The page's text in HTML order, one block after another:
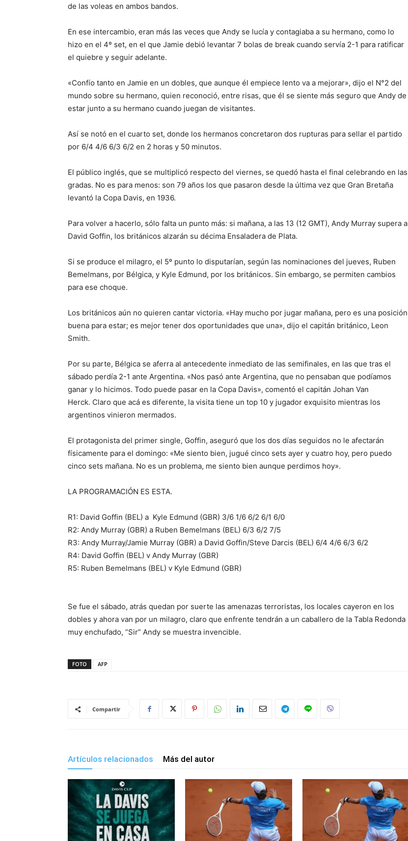
de las voleas en ambos bandos.
En ese intercambio, eran más las veces que Andy se lucía y contagiaba a su hermano, como lo
hizo en el 4º set, en el que Jamie debió levantar 7 bolas de break cuando servía 2-1 para ratificar
el quiebre y seguir adelante.
«Confío tanto en Jamie en un dobles, que aunque él empiece lento va a mejorar», dijo el N°2 del
mundo sobre su hermano, quien reconoció, entre risas, que él se siente más seguro que Andy de
estar junto a su hermano cuando juegan de visitantes.
Así se notó en el cuarto set, donde los hermanos concretaron dos rupturas para sellar el partido
por 6/4 4/6 6/3 6/2 en 2 horas y 50 minutos.
El público inglés, que se multiplicó respecto del viernes, se quedó hasta el final celebrando en las
gradas. No es para menos: son 79 años los que pasaron desde la última vez que Gran Bretaña
levantó la Copa Davis, en 1936.
Para volver a hacerlo, sólo falta un punto más: si mañana, a las 13 (12 GMT), Andy Murray supera a
David Goffin, los británicos alzarán su décima Ensaladera de Plata.
Si se produce el milagro, el 5º punto lo disputarían, según las nominaciones del jueves, Ruben
Bemelmans, por Bélgica, y Kyle Edmund, por los británicos. Sin embargo, se permiten cambios
para ese choque.
Los británicos aún no quieren cantar victoria. «Hay mucho por jugar mañana, pero es una posición
buena para estar; es mejor tener dos oportunidades que una», dijo el capitán británico, Leon
Smith.
Por su parte, Bélgica se aferra al antecedente inmediato de las semifinales, en las que tras el
sábado perdía 2-1 ante Argentina. «Nos pasó ante Argentina, que no pensaban que podíamos
ganar y lo hicimos. Todo puede pasar en la Copa Davis», comentó el capitán Johan Van
Herck. Claro que acá es diferente, la visita tiene un top 10 y jugador exquisito mientras los
argentinos vinieron mermados.
El protagonista del primer single, Goffin, aseguró que los dos días seguidos no le afectarán
físicamente para el domingo: «Me siento bien, jugué cinco sets ayer y cuatro hoy, pero puedo
cinco sets mañana. No es un problema, me siento bien aunque perdimos hoy».
LA PROGRAMACIÓN ES ESTA.
R1: David Goffin (BEL) a Kyle Edmund (GBR) 3/6 1/6 6/2 6/1 6/0
R2: Andy Murray (GBR) a Ruben Bemelmans (BEL) 6/3 6/2 7/5
R3: Andy Murray/Jamie Murray (GBR) a David Goffin/Steve Darcis (BEL) 6/4 4/6 6/3 6/2
R4: David Goffin (BEL) v Andy Murray (GBR)
R5: Ruben Bemelmans (BEL) v Kyle Edmund (GBR)
Se fue el sábado, atrás quedan por suerte las amenazas terroristas, los locales cayeron en los
dobles y ahora van por un milagro, claro que enfrente tendrán a un caballero de la Tabla Redonda
muy enchufado, “Sir” Andy se muestra invencible.
FOTO AFP
Compartir
Artículos relacionados Más del autor